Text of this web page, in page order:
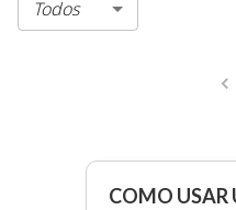
Todos
COMO USAR